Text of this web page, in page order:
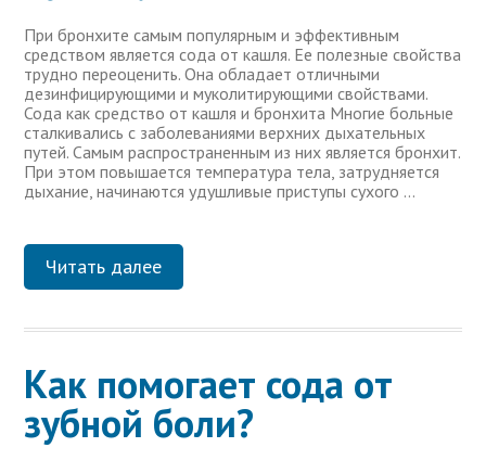
При бронхите самым популярным и эффективным
средством является сода от кашля. Ее полезные свойства
трудно переоценить. Она обладает отличными
дезинфицирующими и муколитирующими свойствами.
Сода как средство от кашля и бронхита Многие больные
сталкивались с заболеваниями верхних дыхательных
путей. Самым распространенным из них является бронхит.
При этом повышается температура тела, затрудняется
дыхание, начинаются удушливые приступы сухого …
Читать далее
Как помогает сода от
зубной боли?